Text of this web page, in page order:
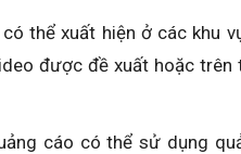
thể xuất hiện ở các khu
được đề xuất hoặc
cáo có thể sử dụng